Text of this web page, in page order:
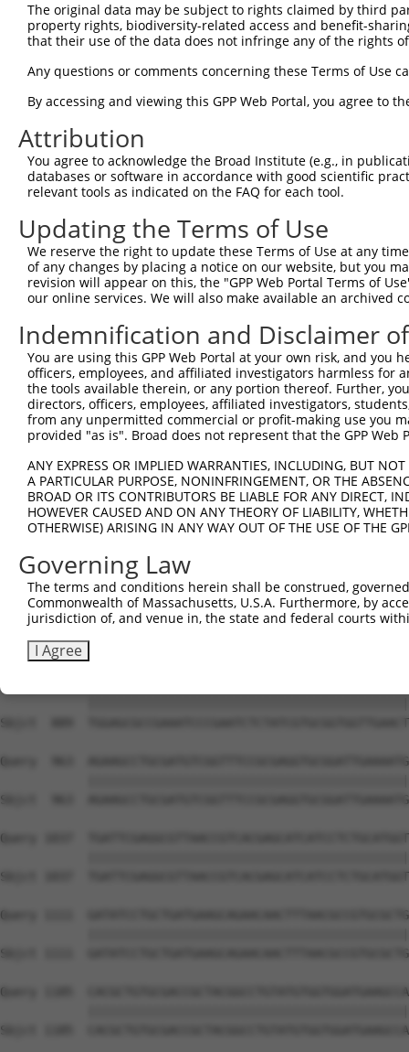
The original data may be subject to rights claimed by third
property rights, biodiversity-related access and benefit-
that their use of the data does not infringe any of the rights
Any questions or comments concerning these Terms of Use
By accessing and viewing this GPP Web Portal, you agree to
Attribution
You agree to acknowledge the Broad Institute (e.g., in
databases or software in accordance with good scientific
relevant tools as indicated on the FAQ for each tool.
Updating the Terms of Use
We reserve the right to update these Terms of Use at any
of any changes by placing a notice on our website, but you
revision will appear on this, the "GPP Web Portal Terms of
our online services. We will also make available an archived
Indemnification and Disclaimer
You are using this GPP Web Portal at your own risk, and
officers, employees, and affiliated investigators harmless for
the tools available therein, or any portion thereof. Further,
directors, officers, employees, affiliated investigators,
from any unpermitted commercial or profit-making use you
provided "as is". Broad does not represent that the GPP
ANY EXPRESS OR IMPLIED WARRANTIES, INCLUDING, BUT
A PARTICULAR PURPOSE, NONINFRINGEMENT, OR THE
BROAD OR ITS CONTRIBUTORS BE LIABLE FOR ANY DIRECT,
HOWEVER CAUSED AND ON ANY THEORY OF LIABILITY,
OTHERWISE) ARISING IN ANY WAY OUT OF THE USE OF THE
Governing Law
The terms and conditions herein shall be construed,
Commonwealth of Massachusetts, U.S.A. Furthermore, by
jurisdiction of, and venue in, the state and federal courts
I Agree